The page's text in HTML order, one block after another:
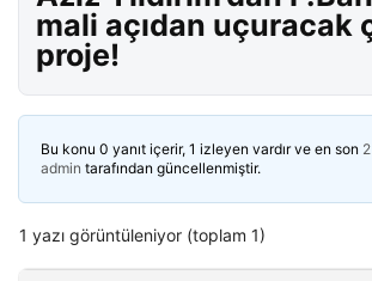
mali açıdan uçuracak
proje!
Bu konu 0 yanıt içerir, 1 izleyen vardır ve en son
admin tarafından güncellenmiştir.
1 yazı görüntüleniyor (toplam 1)